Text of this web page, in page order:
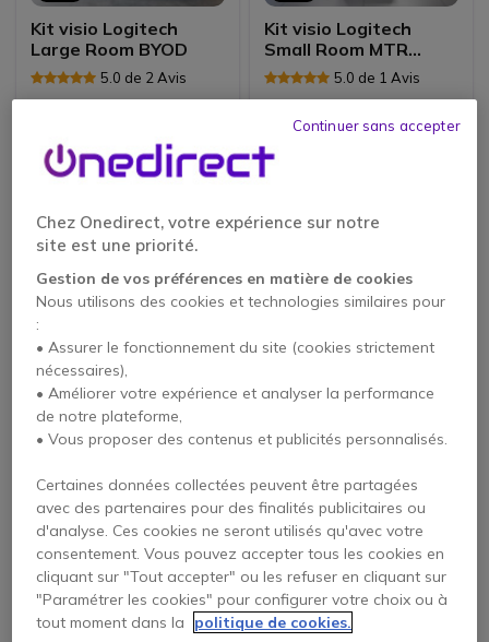
Kit visio Logitech
Large Room BYOD
5.0 de 2 Avis
2982,56 € HT -39%
Kit visio Logitech
Small Room MTR
Android 5.0 de 1 Avis
5020,40 €
3234,76 €
PACK
Kit visio Barco
ClickShare Bar
5476,85 €
3681,00 € HT -33%
PACK
Kit visio Poly Large
Room MTR Android
9923,00 €
6599,69 € HT -33%
Chez Onedirect, votre expérience sur notre
site est une priorité.
Gestion de vos préférences en matière de cookies
Nous utilisons des cookies et technologies similaires pour
:
• Assurer le fonctionnement du site (cookies strictement
nécessaires),
• Améliorer votre expérience et analyser la performance
de notre plateforme,
• Vous proposer des contenus et publicités personnalisés.
Certaines données collectées peuvent être partagées
avec des partenaires pour des finalités publicitaires ou
d'analyse. Ces cookies ne seront utilisés qu'avec votre
consentement. Vous pouvez accepter tous les cookies en
cliquant sur "Tout accepter" ou les refuser en cliquant sur
"Paramétrer les cookies" pour configurer votre choix ou à
tout moment dans la
politique de cookies.
Continuer sans accepter